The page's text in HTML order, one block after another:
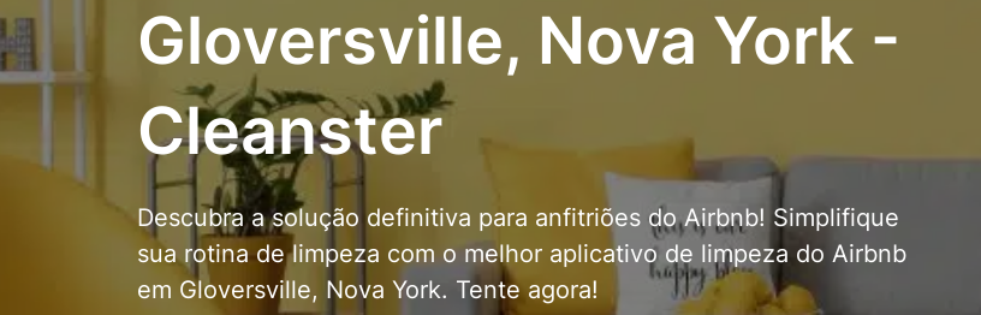
Gloversville, Nova York -
Cleanster
Descubra a solução definitiva para anfitriões do Airbnb! Simplifique
sua rotina de limpeza com o melhor aplicativo de limpeza do Airbnb
em Gloversville, Nova York. Tente agora!